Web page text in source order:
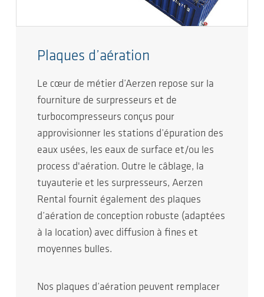
Plaques d’aération
Le cœur de métier d’Aerzen repose sur la
fourniture de surpresseurs et de
turbocompresseurs conçus pour
approvisionner les stations d’épuration des
eaux usées, les eaux de surface et/ou les
process d'aération. Outre le câblage, la
tuyauterie et les surpresseurs, Aerzen
Rental fournit également des plaques
d’aération de conception robuste (adaptées
à la location) avec diffusion à fines et
moyennes bulles.
Nos plaques d’aération peuvent remplacer